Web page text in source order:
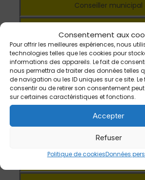
Consentement aux
Pour offrir les meilleures expériences, nous
technologies telles que les cookies pour
informations des appareils. Le fait de
nous permettra de traiter des données telles
de navigation ou les ID uniques sur ce site.
consentir ou de retirer son consentement
sur certaines caractéristiques et fonctions.
Accepter
Refuser
Politique de cookiesDonnées
Conseiller municipal
Mme Marielle
Conseillère
Mme Vanessa KEERLE
Conseillère
M. Olivier GAILLARD
Conseiller municipal
Mme Sandy ANTON
Conseillère municipale